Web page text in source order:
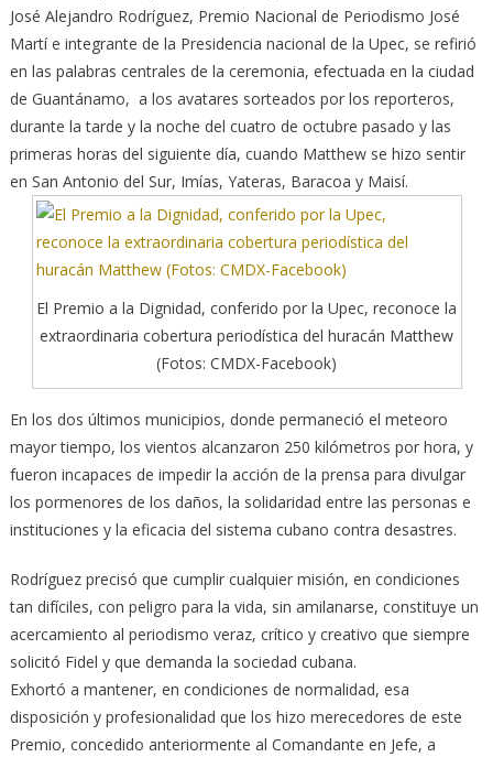
José Alejandro Rodríguez, Premio Nacional de Periodismo José
Martí e integrante de la Presidencia nacional de la Upec, se refirió
en las palabras centrales de la ceremonia, efectuada en la ciudad
de Guantánamo, a los avatares sorteados por los reporteros,
durante la tarde y la noche del cuatro de octubre pasado y las
primeras horas del siguiente día, cuando Matthew se hizo sentir
en San Antonio del Sur, Imías, Yateras, Baracoa y Maisí.
El Premio a la Dignidad, conferido por la Upec, reconoce la
extraordinaria cobertura periodística del huracán Matthew
(Fotos: CMDX-Facebook)
En los dos últimos municipios, donde permaneció el meteoro
mayor tiempo, los vientos alcanzaron 250 kilómetros por hora, y
fueron incapaces de impedir la acción de la prensa para divulgar
los pormenores de los daños, la solidaridad entre las personas e
instituciones y la eficacia del sistema cubano contra desastres.
Rodríguez precisó que cumplir cualquier misión, en condiciones
tan difíciles, con peligro para la vida, sin amilanarse, constituye un
acercamiento al periodismo veraz, crítico y creativo que siempre
solicitó Fidel y que demanda la sociedad cubana.
Exhortó a mantener, en condiciones de normalidad, esa
disposición y profesionalidad que los hizo merecedores de este
Premio, concedido anteriormente al Comandante en Jefe, a